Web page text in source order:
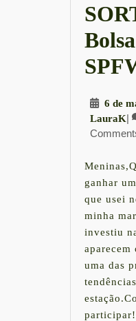
6 de
LauraK|
ganhar
que usei
minha
investiu
aparecem
uma das